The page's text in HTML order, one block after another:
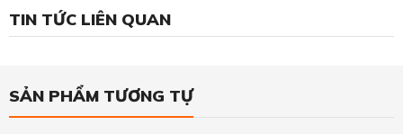
TIN TỨC LIÊN QUAN
SẢN PHẨM TƯƠNG TỰ